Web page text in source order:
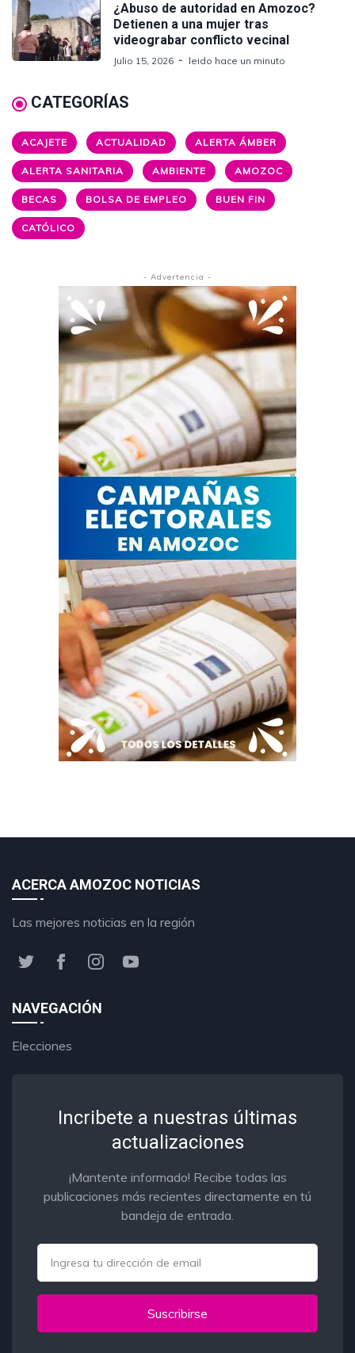
¿Abuso de autoridad en Amozoc?
Detienen a una mujer tras
videograbar conflicto vecinal
Julio 15, 2026 leido hace un minuto
CATEGORÍAS
ACAJETE ACTUALIDAD ALERTA ÁMBER
ALERTA SANITARIA AMBIENTE AMOZOC
BECAS BOLSA DE EMPLEO BUEN FIN
CATÓLICO
- Advertencia -
ACERCA AMOZOC NOTICIAS
Las mejores noticias en la región
NAVEGACIÓN
Elecciones
Incribete a nuestras últimas
actualizaciones
¡Mantente informado! Recibe todas las
publicaciones más recientes directamente en tú
bandeja de entrada.
Suscribirse